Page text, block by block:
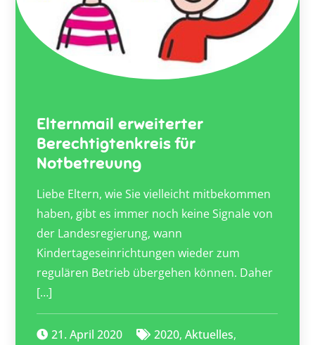
Elternmail erweiterter
Berechtigtenkreis für
Notbetreuung
Liebe Eltern, wie Sie vielleicht mitbekommen
haben, gibt es immer noch keine Signale von
der Landesregierung, wann
Kindertageseinrichtungen wieder zum
regulären Betrieb übergehen können. Daher
[…]
21. April 2020 2020,Aktuelles,